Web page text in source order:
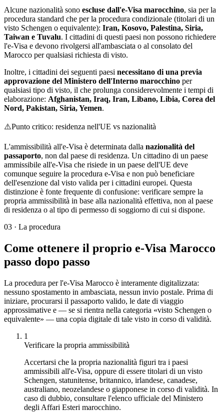
Alcune nazionalità sono escluse dall'e-Visa marocchino, sia per la
procedura standard che per la procedura condizionale (titolari di un
visto Schengen o equivalente): Iran, Kosovo, Palestina, Siria,
Taiwan e Tuvalu. I cittadini di questi paesi non possono richiedere
l'e-Visa e devono rivolgersi all'ambasciata o al consolato del
Marocco per qualsiasi richiesta di visto.
Inoltre, i cittadini dei seguenti paesi necessitano di una previa
approvazione del Ministero dell'Interno marocchino per
qualsiasi tipo di visto, il che prolunga considerevolmente i tempi di
elaborazione: Afghanistan, Iraq, Iran, Libano, Libia, Corea del
Nord, Pakistan, Siria, Yemen.
⚠️Punto critico: residenza nell'UE vs nazionalità
L'ammissibilità all'e-Visa è determinata dalla nazionalità del
passaporto, non dal paese di residenza. Un cittadino di un paese
ammissibile all'e-Visa che risiede in un paese dell'UE deve
comunque seguire la procedura e-Visa e non può beneficiare
dell'esenzione dal visto valida per i cittadini europei. Questa
distinzione è fonte frequente di confusione: verificare sempre la
propria ammissibilità in base alla nazionalità effettiva, non al paese
di residenza o al tipo di permesso di soggiorno di cui si dispone.
03 · La procedura
Come ottenere il proprio e-Visa Marocco
passo dopo passo
La procedura per l'e-Visa Marocco è interamente digitalizzata:
nessuno spostamento in ambasciata, nessun invio postale. Prima di
iniziare, procurarsi il passaporto valido, le date di viaggio
approssimative e — se si rientra nella categoria «visto Schengen o
equivalente» — una copia digitale di tale visto in corso di validità.
1
Verificare la propria ammissibilità
Accertarsi che la propria nazionalità figuri tra i paesi
ammissibili all'e-Visa, oppure di essere titolari di un visto
Schengen, statunitense, britannico, irlandese, canadese,
australiano, neozelandese o giapponese in corso di validità. In
caso di dubbio, consultare l'elenco ufficiale del Ministero
degli Affari Esteri marocchino.